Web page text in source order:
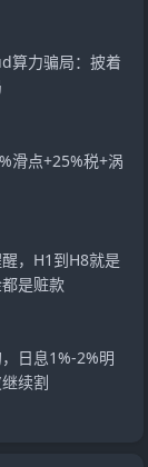
，它就怎么崩
算力骗局：披着
滑点+25%税+涡
，H1到H8就是
是赃款
日息1%-2%明
续割